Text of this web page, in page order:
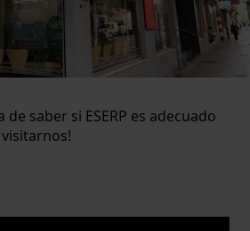
de saber si ESERP es adecuado